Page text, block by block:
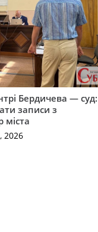
Бердичева — суд:
записи з
міста
2026